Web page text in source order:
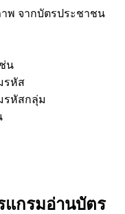
พ จากบัตรประชาชน
น
รหัส
รหัสกลุ่ม
แกรมอ่านบัตร